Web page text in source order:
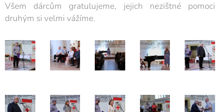
Všem dárcům gratulujeme, jejich nezištné pomoci
druhým si velmi vážíme.